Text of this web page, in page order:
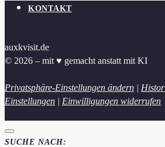
KONTAKT
auxkvisit.de
© 2026 – mit ♥︎ gemacht anstatt mit KI
Privatsphäre-Einstellungen ändern |
Einstellungen | Einwilligungen widerrufen
SUCHE NACH: